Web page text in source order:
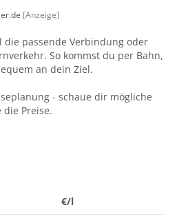
[Anzeige]
passende Verbindung oder
So kommst du per Bahn,
an dein Ziel.
- schaue dir mögliche
Preise.
€/l